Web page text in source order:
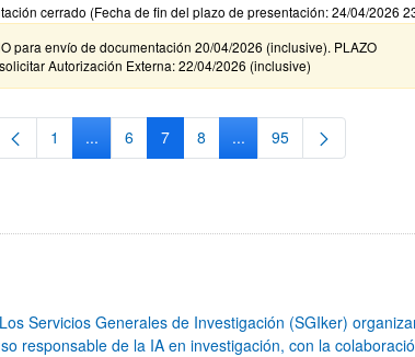
cerrado (Fecha de fin del plazo de presentación: 24/04/2026
para envío de documentación 20/04/2026 (inclusive). PLAZO
Autorización Externa: 22/04/2026 (inclusive)
Página
1 ...Páginas intermedias Use TAB para desplazarse.
Página
6 Página
7 Página
8 ...Páginas intermedias Use
Página
95
Servicios Generales de Investigación (SGIker)
responsable de la IA en investigación, con la